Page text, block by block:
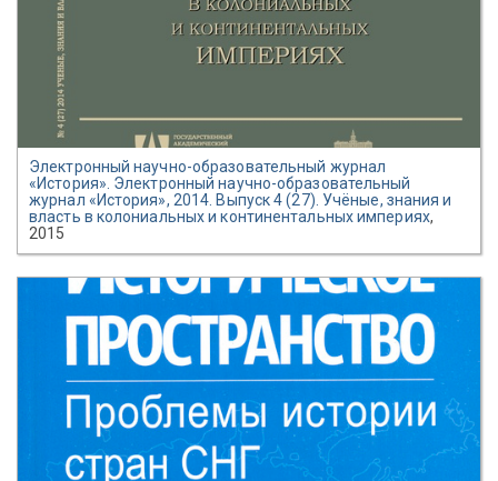
Электронный научно-образовательный журнал
«История». Электронный научно-образовательный
журнал «История», 2014. Выпуск 4 (27). Учёные, знания и
власть в колониальных и континентальных империях,
2015